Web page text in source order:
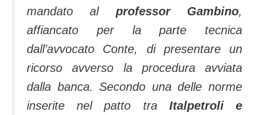
mandato al professor Gambino,
affiancato per la parte tecnica
dall’avvocato Conte, di presentare un
ricorso avverso la procedura avviata
dalla banca. Secondo una delle norme
inserite nel patto tra Italpetroli e